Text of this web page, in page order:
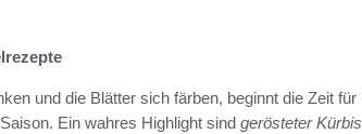
und die Blätter sich färben, beginnt die Zeit
Ein wahres Highlight sind gerösteter